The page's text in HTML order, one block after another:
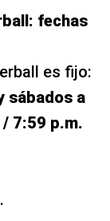
fechas
es fijo:
sábados a
7:59 p.m.